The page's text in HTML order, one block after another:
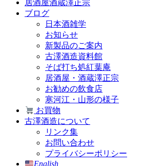
居酒屋酒蔵澤正宗
ブログ
日本酒雑学
お知らせ
新製品のご案内
古澤酒造資料館
そば打ち処紅葉庵
居酒屋・酒蔵澤正宗
お勧めの飲食店
寒河江・山形の様子
お買物
古澤酒造について
リンク集
お問い合わせ
プライバシーポリシー
English